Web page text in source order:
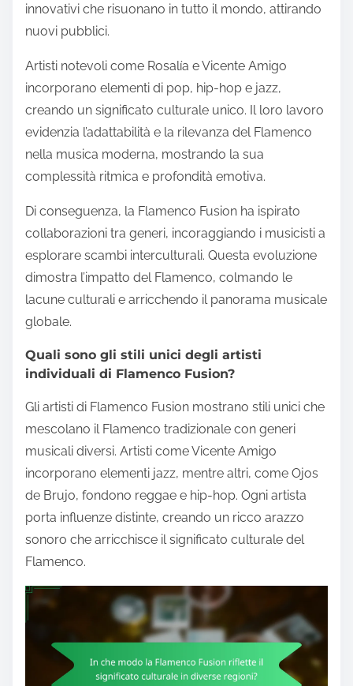
innovativi che risuonano in tutto il mondo, attirando
nuovi pubblici.
Artisti notevoli come Rosalía e Vicente Amigo
incorporano elementi di pop, hip-hop e jazz,
creando un significato culturale unico. Il loro lavoro
evidenzia l’adattabilità e la rilevanza del Flamenco
nella musica moderna, mostrando la sua
complessità ritmica e profondità emotiva.
Di conseguenza, la Flamenco Fusion ha ispirato
collaborazioni tra generi, incoraggiando i musicisti a
esplorare scambi interculturali. Questa evoluzione
dimostra l’impatto del Flamenco, colmando le
lacune culturali e arricchendo il panorama musicale
globale.
Quali sono gli stili unici degli artisti
individuali di Flamenco Fusion?
Gli artisti di Flamenco Fusion mostrano stili unici che
mescolano il Flamenco tradizionale con generi
musicali diversi. Artisti come Vicente Amigo
incorporano elementi jazz, mentre altri, come Ojos
de Brujo, fondono reggae e hip-hop. Ogni artista
porta influenze distinte, creando un ricco arazzo
sonoro che arricchisce il significato culturale del
Flamenco.